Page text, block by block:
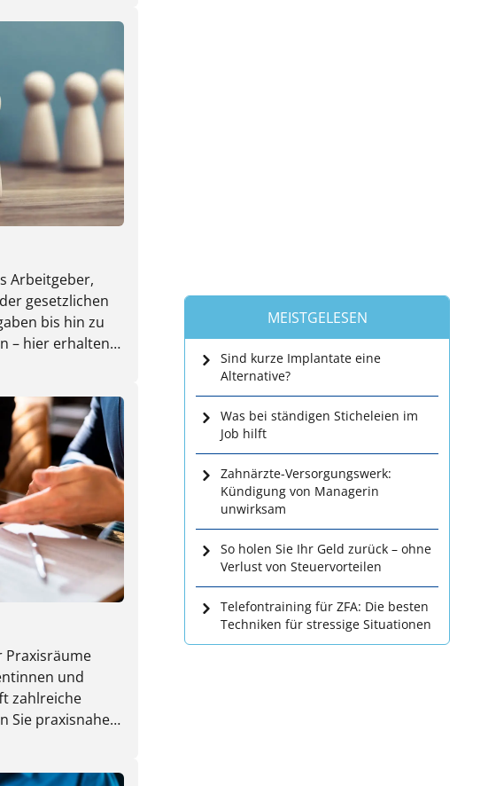
Arbeitgeber,
gesetzlichen
bis hin zu
– hier erhalten
Praxisräume
und
zahlreiche
Sie praxisnahe
MEISTGELESEN
Sind kurze Implantate eine
Alternative?
Was bei ständigen Sticheleien im
Job hilft
Zahnärzte-Versorgungswerk:
Kündigung von Managerin
unwirksam
So holen Sie Ihr Geld zurück – ohne
Verlust von Steuervorteilen
Telefontraining für ZFA: Die besten
Techniken für stressige Situationen